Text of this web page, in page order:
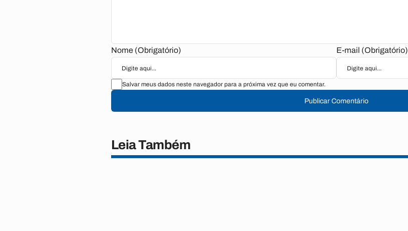
Nome (Obrigatório) E-mail (Obrigatório)
Salvar meus dados neste navegador para a próxima vez que eu comentar.
Publicar Comentário
Leia Também